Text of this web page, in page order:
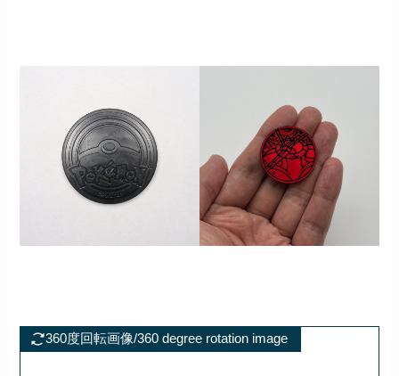
360度回転画像/360 degree rotation image